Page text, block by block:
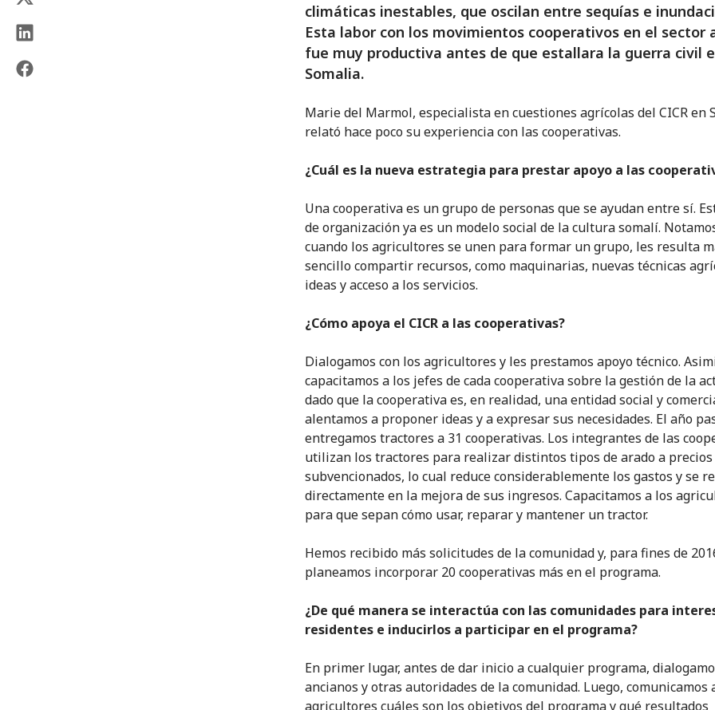
climáticas inestables, que oscilan entre sequías e
Esta labor con los movimientos cooperativos en el sector
fue muy productiva antes de que estallara la guerra civil
Somalia.
Marie del Marmol, especialista en cuestiones agrícolas del CICR en
relató hace poco su experiencia con las cooperativas.
¿Cuál es la nueva estrategia para prestar apoyo a las
Una cooperativa es un grupo de personas que se ayudan entre sí.
de organización ya es un modelo social de la cultura somalí.
cuando los agricultores se unen para formar un grupo, les resulta
sencillo compartir recursos, como maquinarias, nuevas técnicas
ideas y acceso a los servicios.
¿Cómo apoya el CICR a las cooperativas?
Dialogamos con los agricultores y les prestamos apoyo técnico.
capacitamos a los jefes de cada cooperativa sobre la gestión de la
dado que la cooperativa es, en realidad, una entidad social y
alentamos a proponer ideas y a expresar sus necesidades. El año
entregamos tractores a 31 cooperativas. Los integrantes de las
utilizan los tractores para realizar distintos tipos de arado a precios
subvencionados, lo cual reduce considerablemente los gastos y se
directamente en la mejora de sus ingresos. Capacitamos a los
para que sepan cómo usar, reparar y mantener un tractor.
Hemos recibido más solicitudes de la comunidad y, para fines de
planeamos incorporar 20 cooperativas más en el programa.
¿De qué manera se interactúa con las comunidades para
residentes e inducirlos a participar en el programa?
En primer lugar, antes de dar inicio a cualquier programa,
ancianos y otras autoridades de la comunidad. Luego, comunicamos
agricultores cuáles son los objetivos del programa y qué resultados